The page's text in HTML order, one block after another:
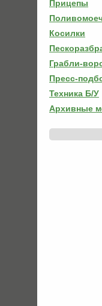
Прицепы
Косилки
Грабли-
Пресс-
Техника Б/У
Архивные